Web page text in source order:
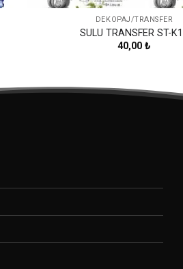
DEKOPAJ/TRANSFER
SULU TRANSFER ST-
40,00₺